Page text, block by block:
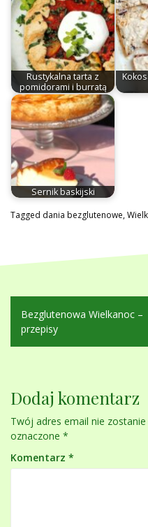
Rustykalna tarta z
pomidorami i burratą
Sernik baskijski
Tagged dania bezglutenowe,
Nawigacja
wpisu
Bezglutenowa Wielkanoc –
przepisy
Dodaj komentarz
Twój adres email nie
oznaczone *
Komentarz *